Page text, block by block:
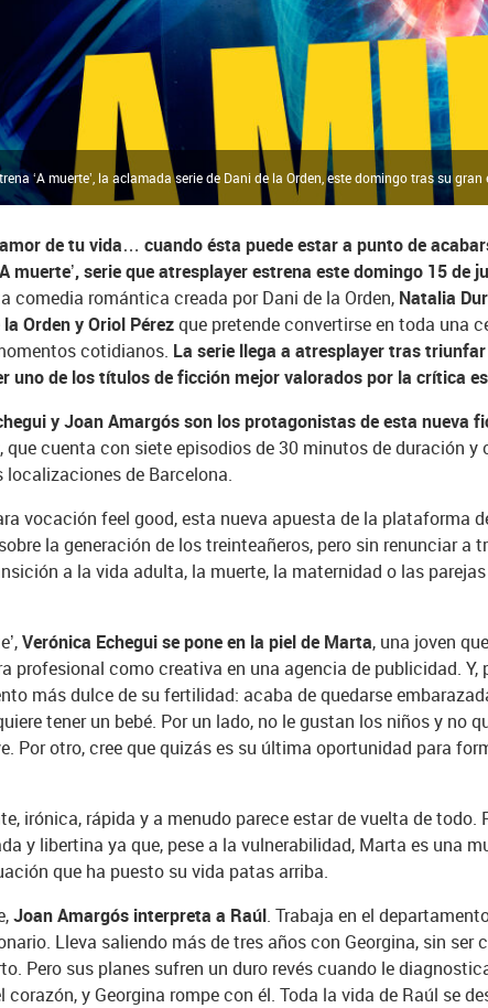
‘A muerte’, la aclamada serie de Dani de la Orden, este domingo tras su
de tu vida… cuando ésta puede estar a punto de
muerte’, serie que atresplayer estrena este domingo 15 de
comedia romántica creada por Dani de la Orden, Natalia
Orden y Oriol Pérezque pretende convertirse en toda una
cotidianos. La serie llega a atresplayer tras
uno de los títulos de ficción mejor valorados por la crítica
y Joan Amargós son los protagonistas de esta nueva
, que cuenta con siete episodios de 30 minutos de duración y
de Barcelona.
vocación feel good, esta nueva apuesta de la plataforma
la generación de los treinteañeros, pero sin renunciar a
a la vida adulta, la muerte, la maternidad o las
Verónica Echegui se pone en la piel de Marta, una joven
profesional como creativa en una agencia de publicidad. Y,
más dulce de su fertilidad: acaba de quedarse
tener un bebé. Por un lado, no le gustan los niños y no
Por otro, cree que quizás es su última oportunidad para
irónica, rápida y a menudo parece estar de vuelta de todo.
y libertina ya que, pese a la vulnerabilidad, Marta es una
que ha puesto su vida patas arriba.
Joan Amargós interpreta a Raúl. Trabaja en el
Lleva saliendo más de tres años con Georgina, sin ser
Pero sus planes sufren un duro revés cuando le
corazón, y Georgina rompe con él. Toda la vida de Raúl se